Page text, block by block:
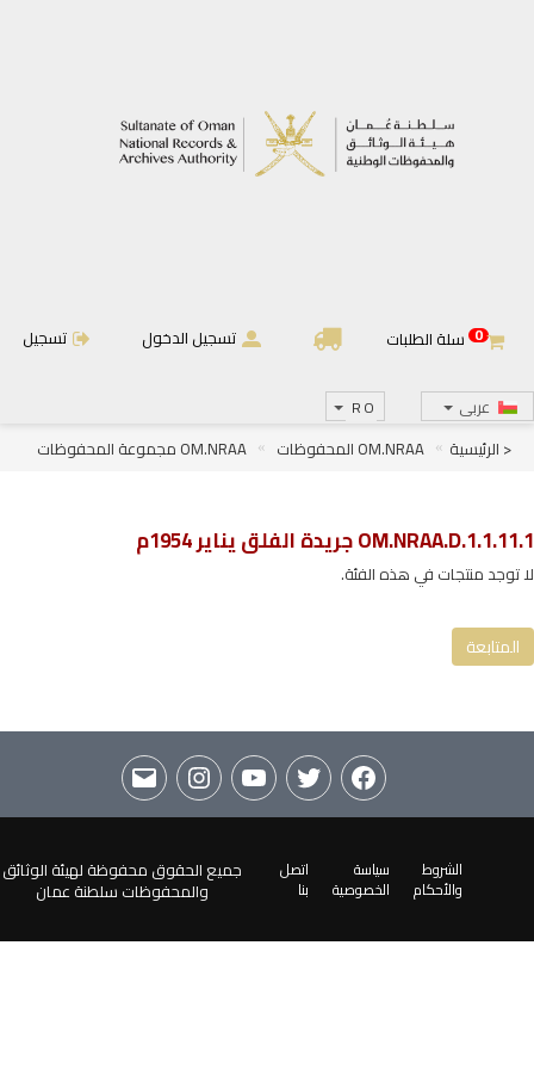
0 سلة الطلبات تسجيل الدخول تسجيل
عربى RO
< الرئيسية OM.NRAA المحفوظات
OM.NRAA مجموعة المحفوظات
OM.NRAA.D.1.1 جريدة الفلق والنجاح
OM.NRAA.D.1.1.11 جريدة الفلق 1954م
OM.NRAA.D.1.1.11.1 جريدة الفلق يناير 1954م
OM.NRAA.D.1.1.11.1 جريدة الفلق يناير 1954م
لا توجد منتجات في هذه الفئة.
المتابعة
الشروط
والأحكام
سياسة
الخصوصية
اتصل
بنا
جميع الحقوق محفوظة لهيئة الوثائق
والمحفوظات سلطنة عمان